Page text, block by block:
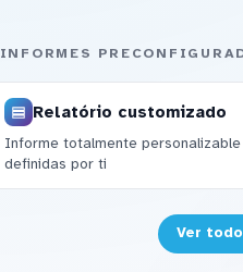
INFORMES
Relatório customizado
Informe totalmente
definidas por ti
Ver